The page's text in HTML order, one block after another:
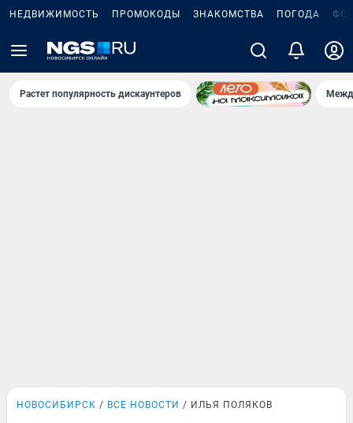
НЕДВИЖИМОСТЬ ПРОМОКОДЫ ЗНАКОМСТВА ПОГОДА
Растет популярность дискаунтеров
НОВОСИБИРСК ВСЕ НОВОСТИ ИЛЬЯ ПОЛЯКОВ